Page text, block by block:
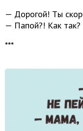
— Дорогой! Tы
— Папой?! Как
***